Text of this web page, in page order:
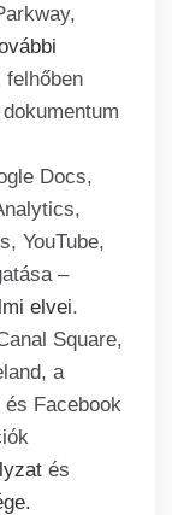
felhőben
Docs,
YouTube,
–
elvei.
Square,
a
Facebook
és
.